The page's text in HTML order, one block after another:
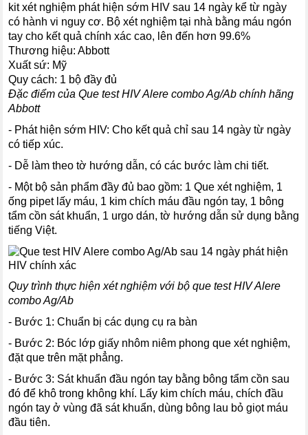
kit xét nghiệm phát hiện sớm HIV sau 14 ngày kể từ ngày
có hành vi nguy cơ. Bộ xét nghiệm tại nhà bằng máu ngón
tay cho kết quả chính xác cao, lên đến hơn 99.6%
Thương hiệu: Abbott
Xuất sứ: Mỹ
Quy cách: 1 bộ đầy đủ
Đặc điểm của Que test HIV Alere combo Ag/Ab chính hãng
Abbott
- Phát hiện sớm HIV: Cho kết quả chỉ sau 14 ngày từ ngày
có tiếp xúc.
- Dễ làm theo tờ hướng dẫn, có các bước làm chi tiết.
- Một bộ sản phẩm đầy đủ bao gồm: 1 Que xét nghiệm, 1
ống pipet lấy máu, 1 kim chích máu đầu ngón tay, 1 bông
tẩm cồn sát khuẩn, 1 urgo dán, tờ hướng dẫn sử dụng bằng
tiếng Việt.
Quy trình thực hiện xét nghiệm với bộ que test HIV Alere
combo Ag/Ab
- Bước 1: Chuẩn bị các dụng cụ ra bàn
- Bước 2: Bóc lớp giấy nhôm niêm phong que xét nghiệm,
đặt que trên mặt phẳng.
- Bước 3: Sát khuẩn đầu ngón tay bằng bông tẩm cồn sau
đó để khô trong không khí. Lấy kim chích máu, chích đầu
ngón tay ở vùng đã sát khuẩn, dùng bông lau bỏ giọt máu
đầu tiên.